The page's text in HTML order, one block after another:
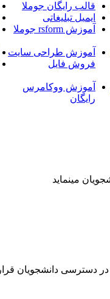
قالب رایگان جوملا
ایمیل تبلیغاتی
آموزش rsform جوملا
آموزش طراحی سایت
فروش فایل
آموزش ووکامرس
رایگان